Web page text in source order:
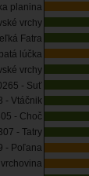
planina
vrchy
Fatra
lúčka
vrchy
- Suť
- Vtáčnik
- Choč
- Tatry
- Poľana